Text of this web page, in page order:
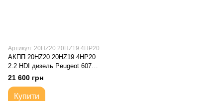
Артикул: 20HZ20 20HZ19 4HP20
АКПП 20HZ20 20HZ19 4HP20
2.2 HDI дизель Peugeot 607
Citroen C5
21 600 грн
Купити